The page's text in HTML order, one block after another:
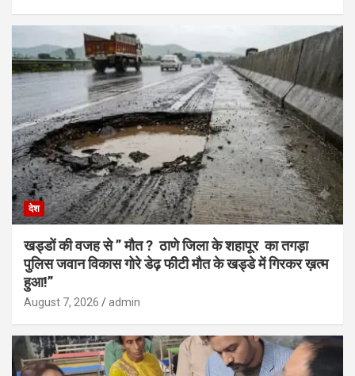
देश
खड्डों की वजह से ” मौत ? ठाणे जिला के शहापूर का तगड़ा
पुलिस जवान विकास गोरे डेढ़ फीटी मौत के खड्डे में गिरकर ख़त्म
हुआ!”
August 7, 2026 admin